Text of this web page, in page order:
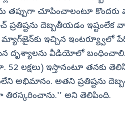
వరంగల్
హన్మకొండ
జనగాం
జయశంకర్
మహబూబాబాద్
ములుగు
చూపించాలంటూ కొందరు
దెబ్బతీయడం ఇష్టంలేక
ఇచ్చిన ఇంటర్య్వూలో
దృశ్యాలను వీడియోలో
లక్షలు) ఇస్తానంటూ తనకు
అభిమానం. అతని ప్రతిష్టను
తిరస్కరించాను.'' అని తెలిపింది.